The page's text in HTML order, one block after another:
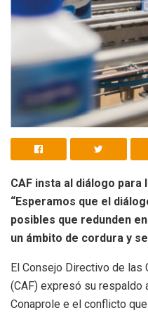
CAF insta al diálogo para
“Esperamos que el
posibles que redunden
un ámbito de cordura y
El Consejo Directivo de las
(CAF) expresó su respaldo
Conaprole e el conflicto